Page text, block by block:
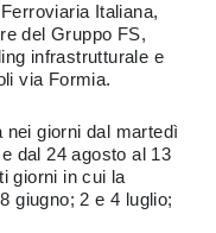
Italiana,
del Gruppo FS,
infrastrutturale e
via Formia.
giorni dal martedì
dal 24 agosto al 13
giorni in cui la
giugno; 2 e 4 luglio;